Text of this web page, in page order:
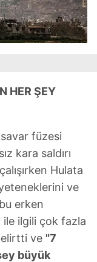
HER ŞEY
füzesi
kara saldırı
Hulata
ve
erken
ile ilgili çok fazla
ve "7
büyük